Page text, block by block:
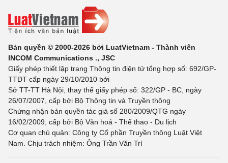
Bản quyền © 2000-2026 bởi LuatVietnam - Thành viên
INCOM Communications ., JSC
Giấy phép thiết lập trang Thông tin điện tử tổng hợp số: 692/GP-
TTĐT cấp ngày 29/10/2010 bởi
Sở TT-TT Hà Nội, thay thế giấy phép số: 322/GP - BC, ngày
26/07/2007, cấp bởi Bộ Thông tin và Truyền thông
Chứng nhận bản quyền tác giả số 280/2009/QTG ngày
16/02/2009, cấp bởi Bộ Văn hoá - Thể thao - Du lịch
Cơ quan chủ quản: Công ty Cổ phần Truyền thông Luật Việt
Nam. Chịu trách nhiệm: Ông Trần Văn Trí